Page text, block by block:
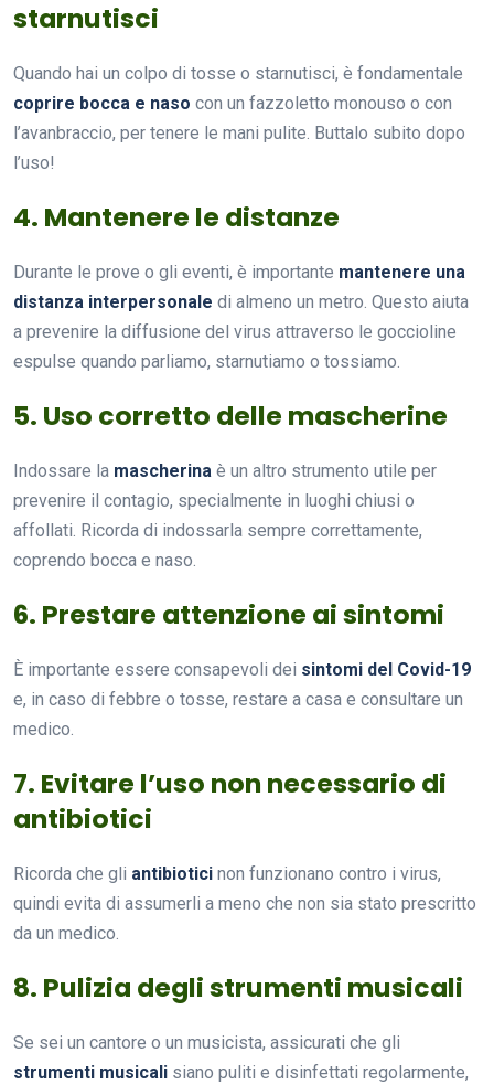
starnutisci
Quando hai un colpo di tosse o starnutisci, è fondamentale
coprire bocca e naso con un fazzoletto monouso o con
l’avanbraccio, per tenere le mani pulite. Buttalo subito dopo
l’uso!
4. Mantenere le distanze
Durante le prove o gli eventi, è importante mantenere una
distanza interpersonale di almeno un metro. Questo aiuta
a prevenire la diffusione del virus attraverso le goccioline
espulse quando parliamo, starnutiamo o tossiamo.
5. Uso corretto delle mascherine
Indossare la mascherina è un altro strumento utile per
prevenire il contagio, specialmente in luoghi chiusi o
affollati. Ricorda di indossarla sempre correttamente,
coprendo bocca e naso.
6. Prestare attenzione ai sintomi
È importante essere consapevoli dei sintomi del Covid-19
e, in caso di febbre o tosse, restare a casa e consultare un
medico.
7. Evitare l’uso non necessario di
antibiotici
Ricorda che gli antibiotici non funzionano contro i virus,
quindi evita di assumerli a meno che non sia stato prescritto
da un medico.
8. Pulizia degli strumenti musicali
Se sei un cantore o un musicista, assicurati che gli
strumenti musicali siano puliti e disinfettati regolarmente,